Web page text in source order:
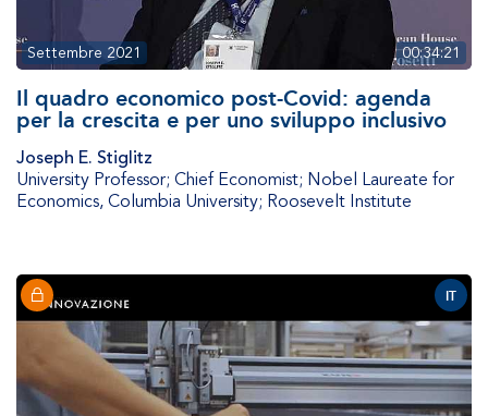
00:34:21
Settembre 2021
Il quadro economico post-Covid: agenda
per la crescita e per uno sviluppo inclusivo
Joseph E. Stiglitz
University Professor; Chief Economist; Nobel Laureate for
Economics, Columbia University; Roosevelt Institute
IT